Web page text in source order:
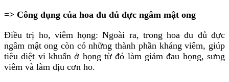
=> Công dụng của hoa đu đủ đực ngâm mật ong
Điều trị ho, viêm họng: Ngoài ra, trong hoa đu đủ đực
ngâm mật ong còn có những thành phần kháng viêm, giúp
tiêu diệt vi khuẩn ở họng từ đó làm giảm đau họng, sưng
viêm và làm dịu cơn ho.